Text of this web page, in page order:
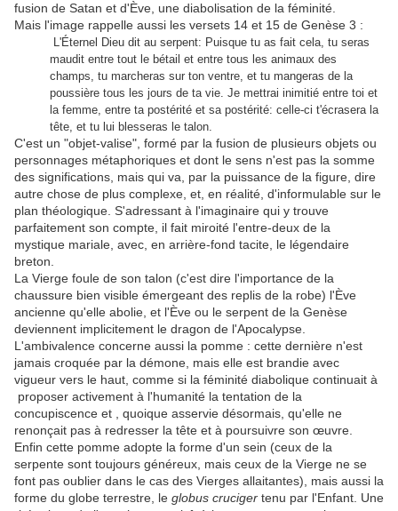
fusion de Satan et d'Ève, une diabolisation de la féminité.
Mais l'image rappelle aussi les versets 14 et 15 de Genèse 3 :
L'Éternel Dieu dit au serpent: Puisque tu as fait cela, tu seras
maudit entre tout le bétail et entre tous les animaux des
champs, tu marcheras sur ton ventre, et tu mangeras de la
poussière tous les jours de ta vie. Je mettrai inimitié entre toi et
la femme, entre ta postérité et sa postérité: celle-ci t'écrasera la
tête, et tu lui blesseras le talon.
C'est un "objet-valise", formé par la fusion de plusieurs objets ou
personnages métaphoriques et dont le sens n'est pas la somme
des significations, mais qui va, par la puissance de la figure, dire
autre chose de plus complexe, et, en réalité, d'informulable sur le
plan théologique. S'adressant à l'imaginaire qui y trouve
parfaitement son compte, il fait miroité l'entre-deux de la
mystique mariale, avec, en arrière-fond tacite, le légendaire
breton.
La Vierge foule de son talon (c'est dire l'importance de la
chaussure bien visible émergeant des replis de la robe) l'Ève
ancienne qu'elle abolie, et l'Ève ou le serpent de la Genèse
deviennent implicitement le dragon de l'Apocalypse.
L'ambivalence concerne aussi la pomme : cette dernière n'est
jamais croquée par la démone, mais elle est brandie avec
vigueur vers le haut, comme si la féminité diabolique continuait à
proposer activement à l'humanité la tentation de la
concupiscence et , quoique asservie désormais, qu'elle ne
renonçait pas à redresser la tête et à poursuivre son œuvre.
Enfin cette pomme adopte la forme d'un sein (ceux de la
serpente sont toujours généreux, mais ceux de la Vierge ne se
font pas oublier dans le cas des Vierges allaitantes), mais aussi la
forme du globe terrestre, le globus cruciger tenu par l'Enfant. Une